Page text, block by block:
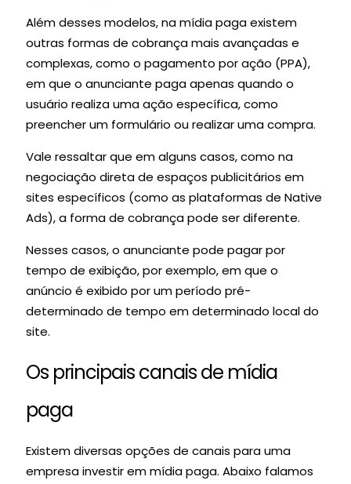
Além desses modelos, na mídia paga existem
outras formas de cobrança mais avançadas e
complexas, como o pagamento por ação (PPA),
em que o anunciante paga apenas quando o
usuário realiza uma ação específica, como
preencher um formulário ou realizar uma compra.
Vale ressaltar que em alguns casos, como na
negociação direta de espaços publicitários em
sites específicos (como as plataformas de Native
Ads), a forma de cobrança pode ser diferente.
Nesses casos, o anunciante pode pagar por
tempo de exibição, por exemplo, em que o
anúncio é exibido por um período pré-
determinado de tempo em determinado local do
site.
Os principais canais de mídia
paga
Existem diversas opções de canais para uma
empresa investir em mídia paga. Abaixo falamos